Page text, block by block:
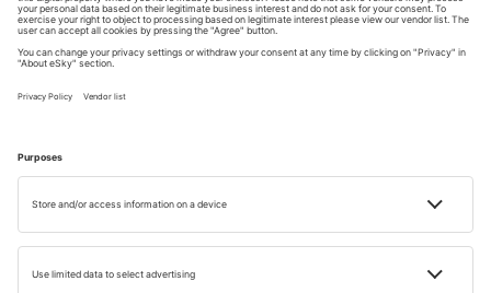
Descoperă atracțiile locale
Wayan îmi pune boabe de orez pe frunte, între ochi.
Balinezii cred că acest lucru aduce noroc și prosperitate.
Înainte de a intra în templu, mă îmbrac cu unsarong.
Acoperirea șoldurilor și a picioarelor este obligatorie atât